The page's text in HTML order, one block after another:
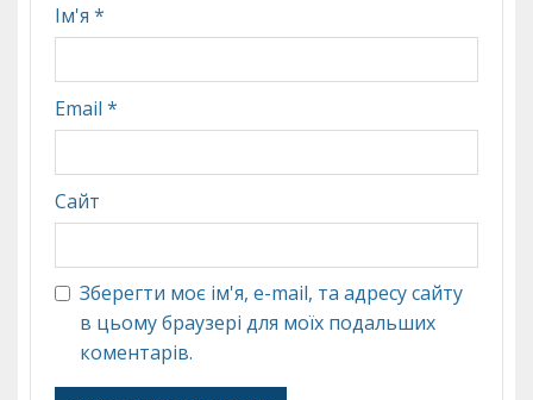
Ім'я *
Email *
Сайт
Зберегти моє ім'я, e-mail, та адресу сайту
в цьому браузері для моїх подальших
коментарів.